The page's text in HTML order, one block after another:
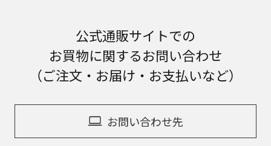
公式通販サイトでの
お買物に関するお問い合わせ
（ご注文・お届け・お支払いなど）
お問い合わせ先